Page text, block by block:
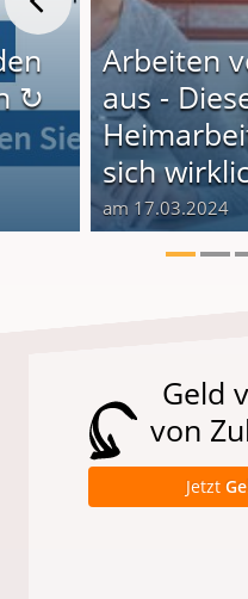
↻
Arbeiten
aus -
sich
am 17.03.2024
Geld
von
Jetzt